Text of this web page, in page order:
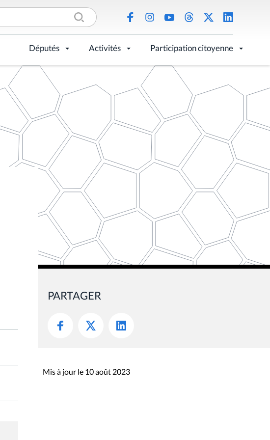
Députés Activités Participation citoyenne
PARTAGER
Mis à jour le 10 août 2023